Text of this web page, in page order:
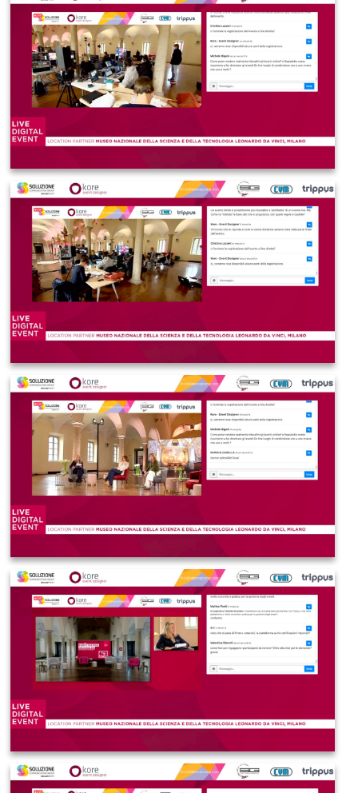
IMAGE 2021-03-19 08:29:04
IMAGE 2021-03-19 08:29:06
IMAGE 2021-03-19 08:29:09
IMAGE 2021-03-19 08:29:10